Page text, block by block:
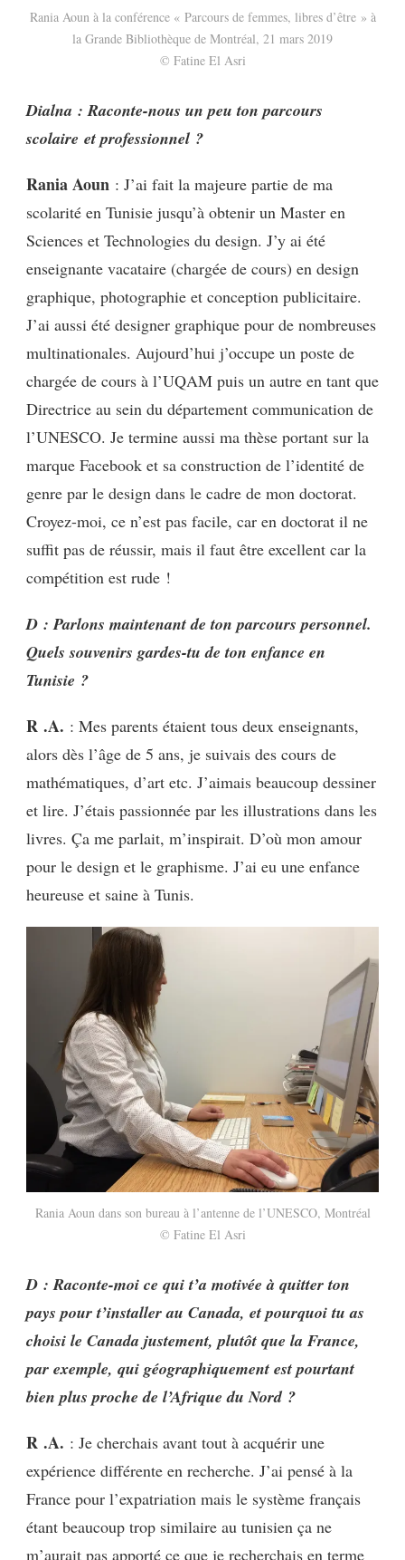
Rania Aoun à la conférence « Parcours de femmes, libres d’être » à
la Grande Bibliothèque de Montréal, 21 mars 2019
© Fatine El Asri
Dialna : Raconte-nous un peu ton parcours
scolaire et professionnel ?
Rania Aoun : J’ai fait la majeure partie de ma
scolarité en Tunisie jusqu’à obtenir un Master en
Sciences et Technologies du design. J’y ai été
enseignante vacataire (chargée de cours) en design
graphique, photographie et conception publicitaire.
J’ai aussi été designer graphique pour de nombreuses
multinationales. Aujourd’hui j’occupe un poste de
chargée de cours à l’UQAM puis un autre en tant que
Directrice au sein du département communication de
l’UNESCO. Je termine aussi ma thèse portant sur la
marque Facebook et sa construction de l’identité de
genre par le design dans le cadre de mon doctorat.
Croyez-moi, ce n’est pas facile, car en doctorat il ne
suffit pas de réussir, mais il faut être excellent car la
compétition est rude !
D : Parlons maintenant de ton parcours personnel.
Quels souvenirs gardes-tu de ton enfance en
Tunisie ?
R .A. : Mes parents étaient tous deux enseignants,
alors dès l’âge de 5 ans, je suivais des cours de
mathématiques, d’art etc. J’aimais beaucoup dessiner
et lire. J’étais passionnée par les illustrations dans les
livres. Ça me parlait, m’inspirait. D’où mon amour
pour le design et le graphisme. J’ai eu une enfance
heureuse et saine à Tunis.
Rania Aoun dans son bureau à l’antenne de l’UNESCO, Montréal
© Fatine El Asri
D : Raconte-moi ce qui t’a motivée à quitter ton
pays pour t’installer au Canada, et pourquoi tu as
choisi le Canada justement, plutôt que la France,
par exemple, qui géographiquement est pourtant
bien plus proche de l’Afrique du Nord ?
R .A. : Je cherchais avant tout à acquérir une
expérience différente en recherche. J’ai pensé à la
France pour l’expatriation mais le système français
étant beaucoup trop similaire au tunisien ça ne
m’aurait pas apporté ce que je recherchais en terme